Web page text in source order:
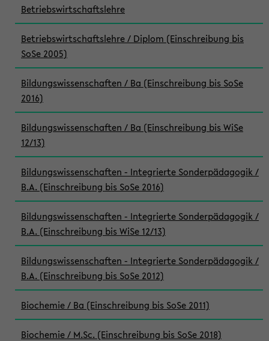
Betriebswirtschaftslehre
Betriebswirtschaftslehre / Diplom (Einschreibung bis
SoSe 2005)
Bildungswissenschaften / Ba (Einschreibung bis SoSe
2016)
Bildungswissenschaften / Ba (Einschreibung bis WiSe
12/13)
Bildungswissenschaften - Integrierte Sonderpädagogik /
B.A. (Einschreibung bis SoSe 2016)
Bildungswissenschaften - Integrierte Sonderpädagogik /
B.A. (Einschreibung bis WiSe 12/13)
Bildungswissenschaften - Integrierte Sonderpädagogik /
B.A. (Einschreibung bis SoSe 2012)
Biochemie / Ba (Einschreibung bis SoSe 2011)
Biochemie / M.Sc. (Einschreibung bis SoSe 2018)